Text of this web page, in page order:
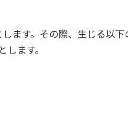
ます。その際、生じる以下
ます。